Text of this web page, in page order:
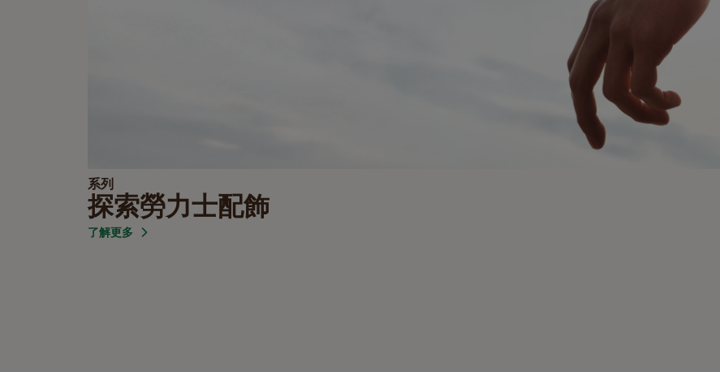
系列
探索勞力士配飾
了解更多